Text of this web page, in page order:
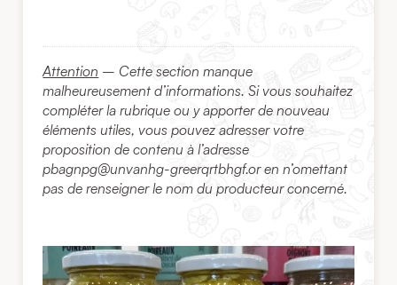
Attention – Cette section manque
malheureusement d’informations. Si vous souhaitez
compléter la rubrique ou y apporter de nouveau
éléments utiles, vous pouvez adresser votre
proposition de contenu à l’adresse
pbagnpg@unvanhg-greerqrtbhgf.oren n’omettant
pas de renseigner le nom du producteur concerné.